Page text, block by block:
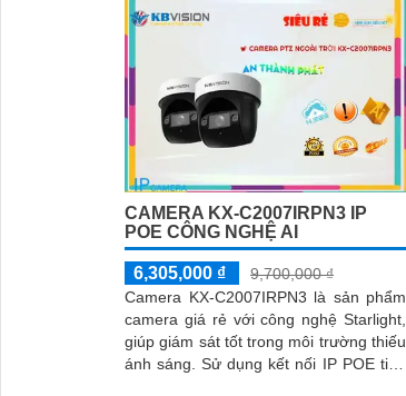
băng thông, tích hợp công nghệ H
CAMERA KX-C2007IRPN3 IP
POE CÔNG NGHỆ AI
6,305,000 ₫
9,700,000 ₫
Camera KX-C2007IRPN3 là sản phẩm
camera giá rẻ với công nghệ Starlight,
giúp giám sát tốt trong môi trường thiếu
ánh sáng. Sử dụng kết nối IP POE tiện